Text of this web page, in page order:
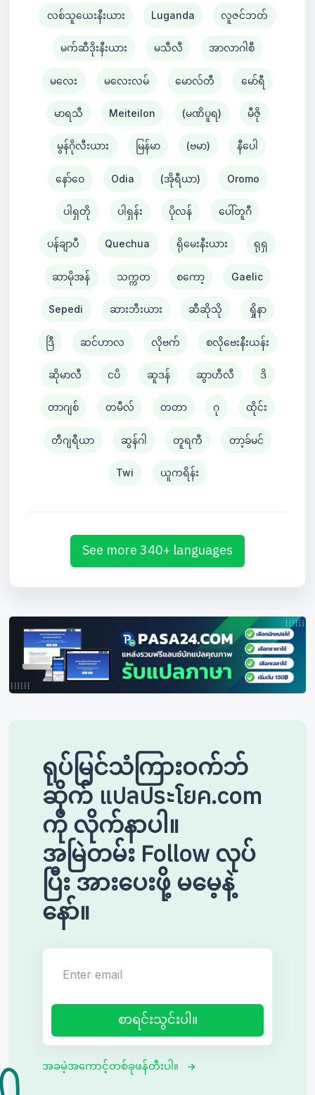
လစ်သူယေးနီးယား Luganda လူဇင်ဘတ်
မက်ဆီဒိုးနီးယား မသီလီ အာလာဂါစီ
မလေး မလေးလမ် မောလ်တီ မော်ရီ
မာရသီ Meiteilon (မဏိပူရ) မီဇို
မွန်ဂိုလီးယား မြန်မာ (ဗမာ) နီပေါ
နော်ဝေ Odia (အိုရီယာ) Oromo
ပါရှတို ပါရှန်း ပိုလန် ပေါ်တူဂီ
ပန်ချာပီ Quechua ရိုမေးနီးယား ရုရှ
ဆာမိုအန် သက္ကတ စကော့ Gaelic
Sepedi ဆားဘီးယား ဆီဆိုသို ရှိုနာ
ဒြီ ဆင်ဟာလ လိုဗက် စလိုဗေးနီးယန်း
ဆိုမာလီ ငပိ ဆူဒန် ဆွာဟီလီ ဒိ
တာဂျစ် တမီလ် တတာ ဂု ထိုင်း
တီဂျရီယာ ဆွန်ဂါ တူရကီ တာ့ခ်မင်
Twi ယူကရိန်း
See more 340+ languages
ရုပ်မြင်သံကြားဝက်ဘ်
ဆိုက် แปลประโยค.com
ကို လိုက်နာပါ။
အမြဲတမ်း Follow လုပ်
ပြီး အားပေးဖို့ မမေ့နဲ့
နော်။
စာရင်းသွင်းပါ။
အခမဲ့အကောင့်တစ်ခုဖန်တီးပါ။